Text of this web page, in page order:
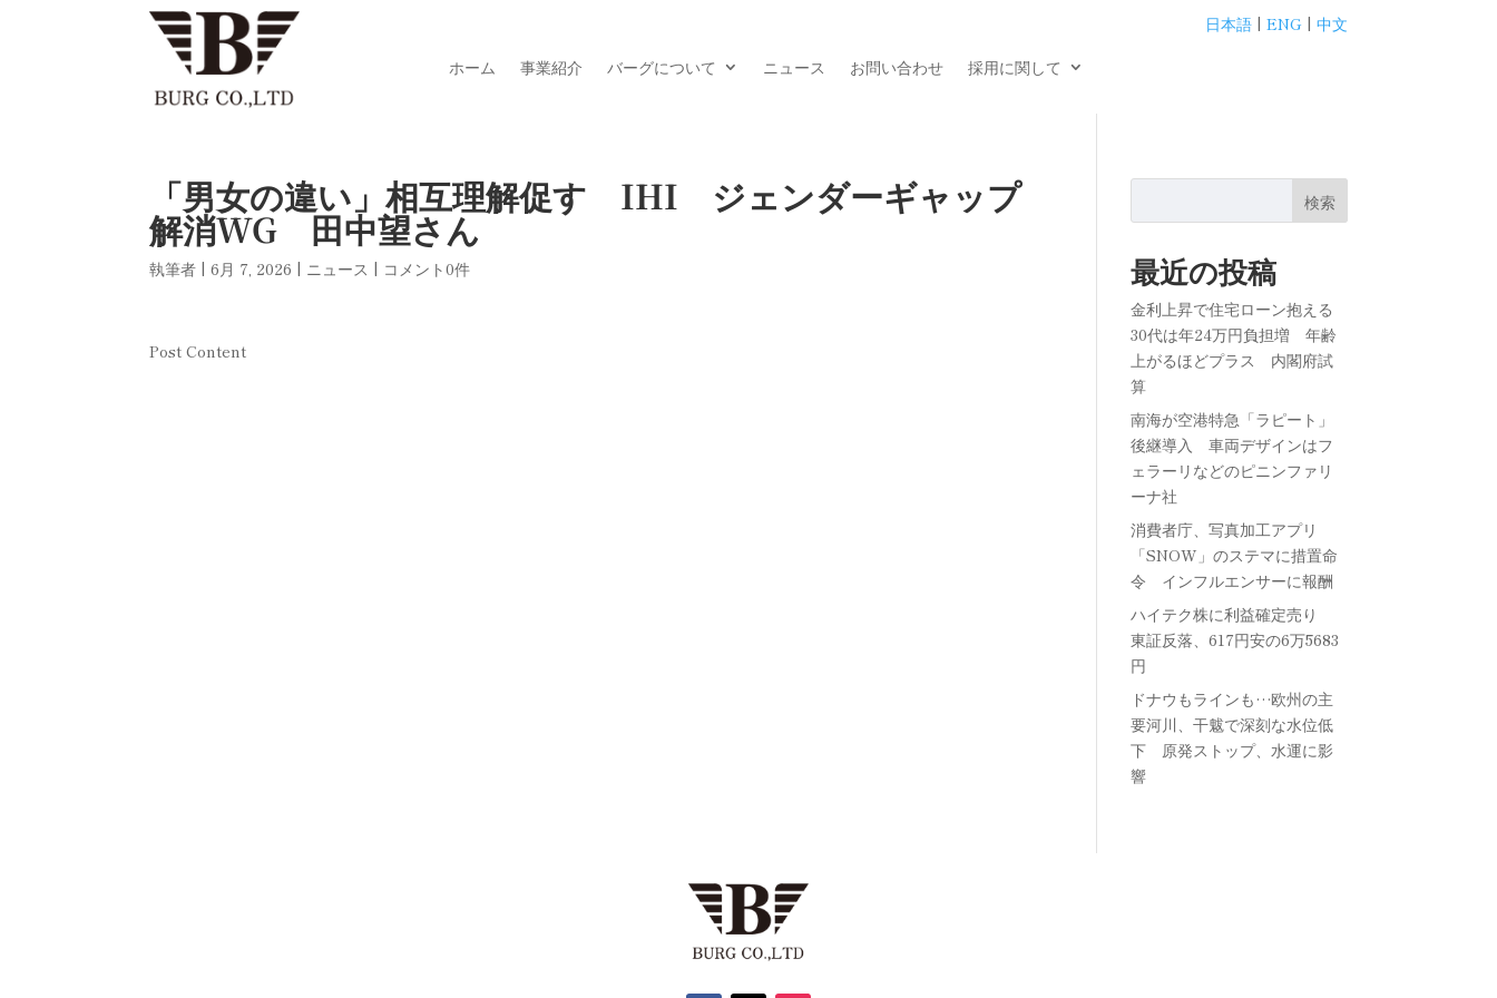
日本語| ENG| 中文
ホーム
事業紹介 バーグについて ニュース お問い合わせ 採用に関して
「男女の違い」相互理解促す IHI ジェンダーギャップ
解消WG 田中望さん
執筆者 |6月 7, 2026 | ニュース | コメント0件
Post Content
検索
最近の投稿
金利上昇で住宅ローン抱える
30代は年24万円負担増 年齢
上がるほどプラス 内閣府試
算
南海が空港特急「ラピート」
後継導入 車両デザインはフ
ェラーリなどのピニンファリ
ーナ社
消費者庁、写真加工アプリ
「SNOW」のステマに措置命
令 インフルエンサーに報酬
ハイテク株に利益確定売り
東証反落、617円安の6万5683
円
ドナウもラインも…欧州の主
要河川、干魃で深刻な水位低
下 原発ストップ、水運に影
響